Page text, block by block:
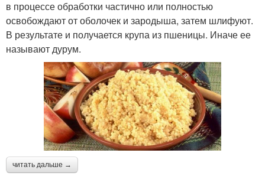
в процессе обработки частично или полностью
освобождают от оболочек и зародыша, затем шлифуют.
В результате и получается крупа из пшеницы. Иначе ее
называют дурум.
читать дальше →